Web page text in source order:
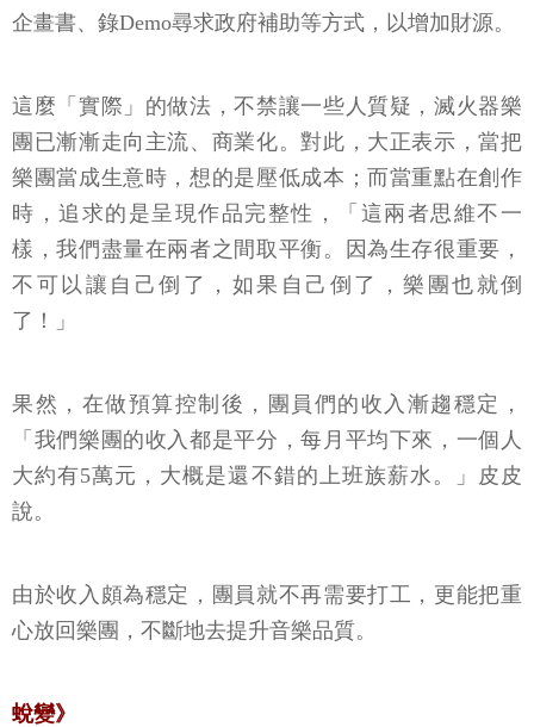
企畫書、錄Demo尋求政府補助等方式，以增加財源。
這麼「實際」的做法，不禁讓一些人質疑，滅火器樂
團已漸漸走向主流、商業化。對此，大正表示，當把
樂團當成生意時，想的是壓低成本；而當重點在創作
時，追求的是呈現作品完整性，「這兩者思維不一
樣，我們盡量在兩者之間取平衡。因為生存很重要，
不可以讓自己倒了，如果自己倒了，樂團也就倒
了！」
果然，在做預算控制後，團員們的收入漸趨穩定，
「我們樂團的收入都是平分，每月平均下來，一個人
大約有5萬元，大概是還不錯的上班族薪水。」皮皮
說。
由於收入頗為穩定，團員就不再需要打工，更能把重
心放回樂團，不斷地去提升音樂品質。
蛻變》